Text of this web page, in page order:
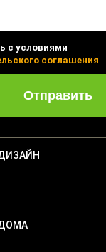
с условиями
соглашения
Отправить